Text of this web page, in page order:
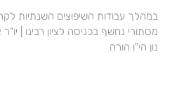
במהלך עבודות השיפוצים השנתיות
מסתורי נחשף בכניסה לציון רבינו |
נון הי"ו הורה